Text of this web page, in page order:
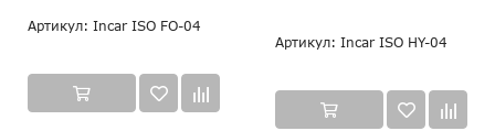
Артикул: Incar ISO FO-04
Артикул: Incar ISO HY-04